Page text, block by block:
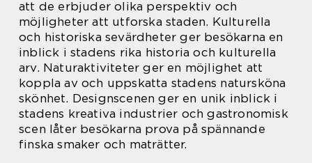
att de erbjuder olika perspektiv och
möjligheter att utforska staden. Kulturella
och historiska sevärdheter ger besökarna en
inblick i stadens rika historia och kulturella
arv. Naturaktiviteter ger en möjlighet att
koppla av och uppskatta stadens natursköna
skönhet. Designscenen ger en unik inblick i
stadens kreativa industrier och gastronomisk
scen låter besökarna prova på spännande
finska smaker och maträtter.